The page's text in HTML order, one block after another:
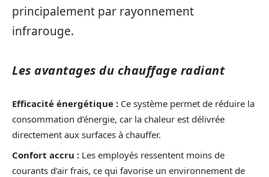
principalement par rayonnement
infrarouge.
Les avantages du chauffage radiant
Efficacité énergétique : Ce système permet de réduire la
consommation d’énergie, car la chaleur est délivrée
directement aux surfaces à chauffer.
Confort accru : Les employés ressentent moins de
courants d’air frais, ce qui favorise un environnement de